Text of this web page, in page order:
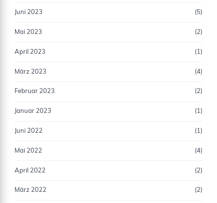
Juni 2023 (5)
Mai 2023 (2)
April 2023 (1)
März 2023 (4)
Februar 2023 (2)
Januar 2023 (1)
Juni 2022 (1)
Mai 2022 (4)
April 2022 (2)
März 2022 (2)